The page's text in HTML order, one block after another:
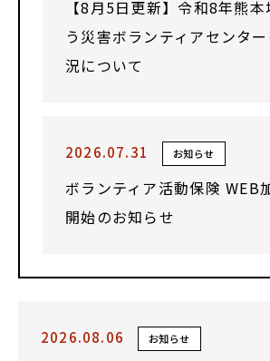
【8月5日更新】令和8年熊
う災害ボランティアセンタ
況について
2026.07.31 お知らせ
ボランティア活動保険 WEB
開始のお知らせ
2026.08.06 お知らせ